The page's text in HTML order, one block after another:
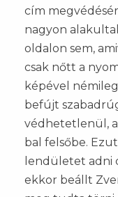
cím
nagyon
oldalon sem,
csak nőtt a
képével
befújt
védhetetlenül,
bal felsőbe.
lendületet adni
ekkor beállt